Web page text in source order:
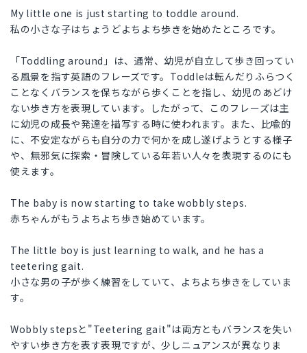
My little one is just starting to toddle around.
私の小さな子はちょうどよちよち歩きを始めたところです。
「Toddling around」は、通常、幼児が自立して歩き回ってい
る風景を指す英語のフレーズです。Toddleは転んだりふらつく
ことなくバランスを保ちながら歩くことを指し、幼児のあどけ
ない歩き方を表現しています。したがって、このフレーズは主
に幼児の成長や発達を描写する時に使われます。また、比喩的
に、不安定ながらも自分の力で何かを成し遂げようとする様子
や、無邪気に探索・冒険している年若い人々を表現するのにも
使えます。
The baby is now starting to take wobbly steps.
赤ちゃんがもうよちよち歩き始めています。
The little boy is just learning to walk, and he has a
teetering gait.
小さな男の子が歩く練習をしていて、よちよち歩きをしていま
す。
Wobbly stepsと"Teetering gait"は両方ともバランスを失い
やすい歩き方を表す表現ですが、少しニュアンスが異なりま